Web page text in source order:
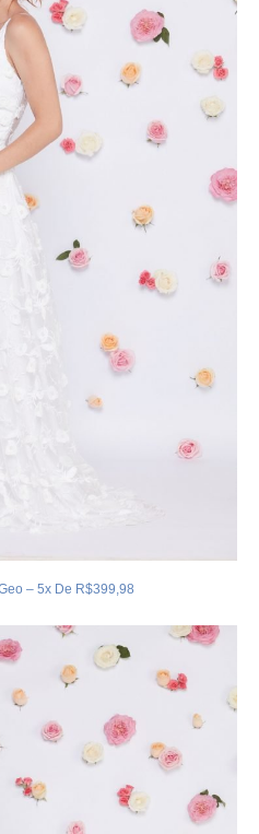
– 5x De R$399,98